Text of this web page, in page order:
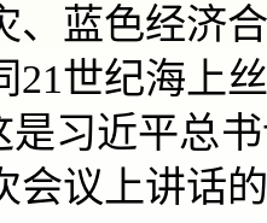
、蓝色经济
21世纪海上
习近平总书
会议上讲话